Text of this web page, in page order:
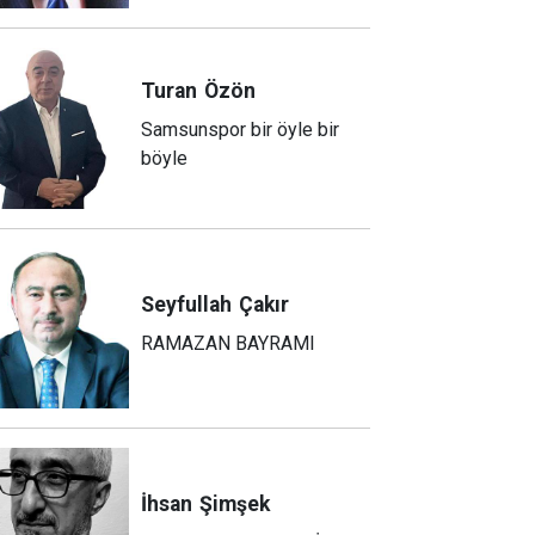
Turan Özön
Samsunspor bir öyle bir
böyle
Seyfullah Çakır
RAMAZAN BAYRAMI
İhsan Şimşek